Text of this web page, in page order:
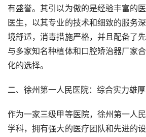
有盛誉。其引以为傲的是经验丰富的
医生，以其专业的技术和细致的服务
境舒适，消毒措施严格，并且配备了
与多家知名种植体和口腔矫治器厂家
化的选择。
二、徐州第一人民医院：综合实力雄厚
作为一家三级甲等医院，徐州第一人
学科，拥有强大的医疗团队和先进的